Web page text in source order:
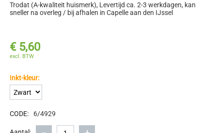
Trodat (A-kwaliteit huismerk), Levertijd ca. 2-3 werkdagen, kan
sneller na overleg / bij afhalen in Capelle aan den IJssel
€ 5,60
excl. BTW
Inkt-kleur:
CODE: 6/4929